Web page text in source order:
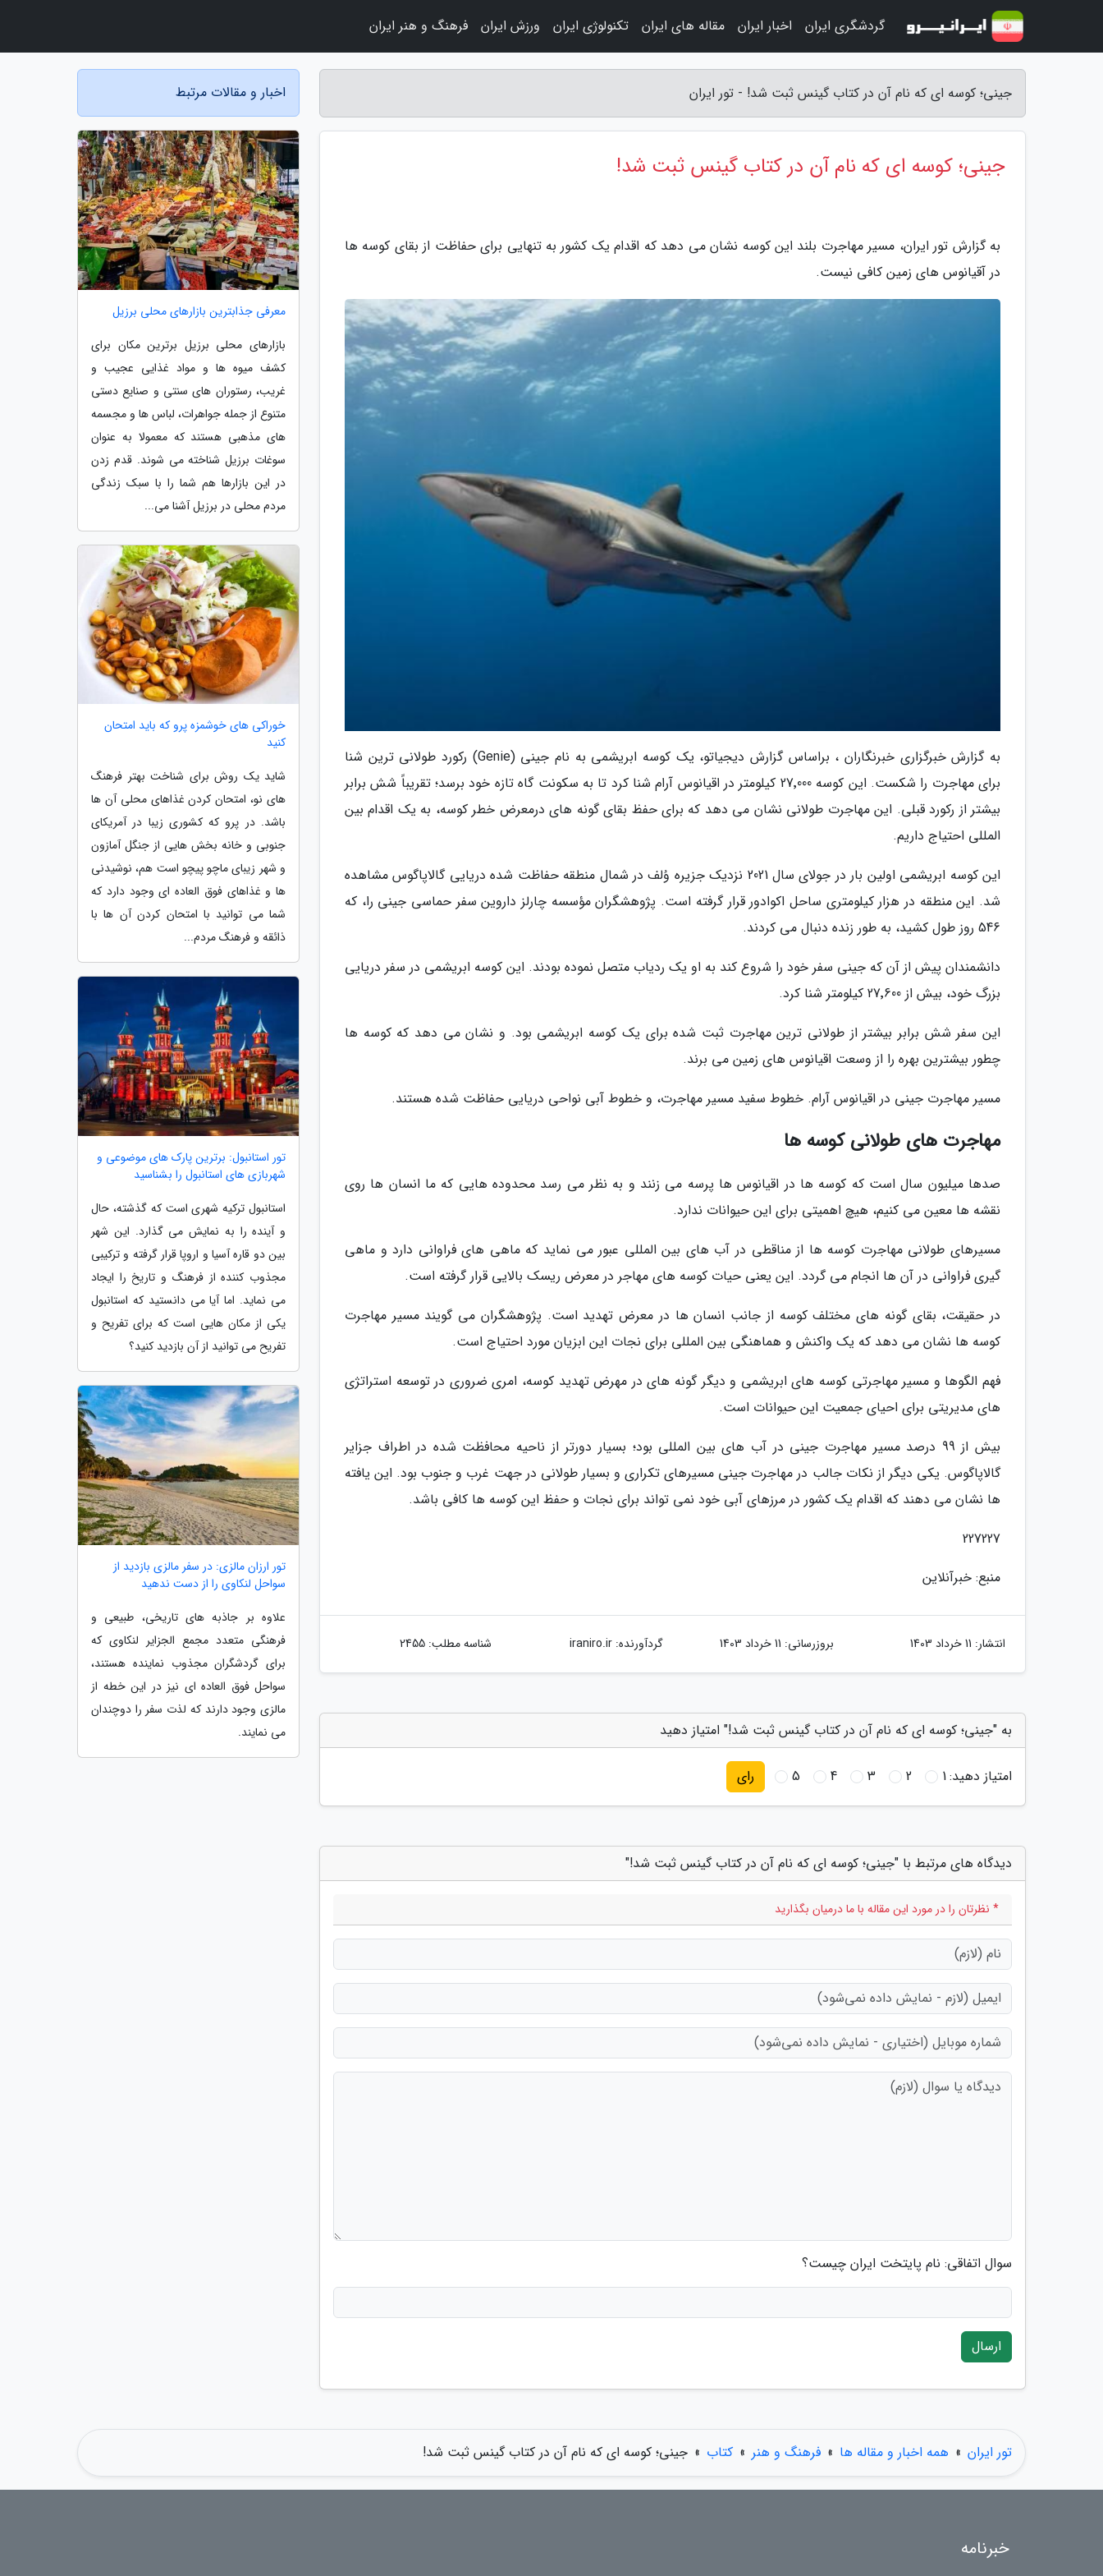
جینی؛ کوسه ای که نام آن در کتاب گینس ثبت شد! - تور ایران
جینی؛ کوسه ای که نام آن در کتاب گینس ثبت شد!
به گزارش تور ایران، مسیر مهاجرت بلند این کوسه نشان می دهد که اقدام یک کشور به تنهایی برای حفاظت از بقای کوسه ها
در آقیانوس های زمین کافی نیست.
به گزارش خبرگزاری خبرنگاران ، براساس گزارش دیجیاتو، یک کوسه ابریشمی به نام جینی (Genie) رکورد طولانی ترین شنا
برای مهاجرت را شکست. این کوسه 27٬000 کیلومتر در اقیانوس آرام شنا کرد تا به سکونت گاه تازه خود برسد؛ تقریباً شش برابر
بیشتر از رکورد قبلی. این مهاجرت طولانی نشان می دهد که برای حفظ بقای گونه های درمعرض خطر کوسه، به یک اقدام بین
المللی احتیاج داریم.
این کوسه ابریشمی اولین بار در جولای سال 2021 نزدیک جزیره وُلف در شمال منطقه حفاظت شده دریایی گالاپاگوس مشاهده
شد. این منطقه در هزار کیلومتری ساحل اکوادور قرار گرفته است. پژوهشگران مؤسسه چارلز داروین سفر حماسی جینی را، که
546 روز طول کشید، به طور زنده دنبال می کردند.
دانشمندان پیش از آن که جینی سفر خود را شروع کند به او یک ردیاب متصل نموده بودند. این کوسه ابریشمی در سفر دریایی
بزرگ خود، بیش از 27٬600 کیلومتر شنا کرد.
این سفر شش برابر بیشتر از طولانی ترین مهاجرت ثبت شده برای یک کوسه ابریشمی بود. و نشان می دهد که کوسه ها
چطور بیشترین بهره را از وسعت اقیانوس های زمین می برند.
مسیر مهاجرت جینی در اقیانوس آرام. خطوط سفید مسیر مهاجرت، و خطوط آبی نواحی دریایی حفاظت شده هستند.
مهاجرت های طولانی کوسه ها
صدها میلیون سال است که کوسه ها در اقیانوس ها پرسه می زنند و به نظر می رسد محدوده هایی که ما انسان ها روی
نقشه ها معین می کنیم، هیچ اهمیتی برای این حیوانات ندارد.
مسیرهای طولانی مهاجرت کوسه ها از مناقطی در آب های بین المللی عبور می نماید که ماهی های فراوانی دارد و ماهی
گیری فراوانی در آن ها انجام می گردد. این یعنی حیات کوسه های مهاجر در معرض ریسک بالایی قرار گرفته است.
در حقیقت، بقای گونه های مختلف کوسه از جانب انسان ها در معرض تهدید است. پژوهشگران می گویند مسیر مهاجرت
کوسه ها نشان می دهد که یک واکنش و هماهنگی بین المللی برای نجات این ابزیان مورد احتیاج است.
فهم الگوها و مسیر مهاجرتی کوسه های ابریشمی و دیگر گونه های در مهرض تهدید کوسه، امری ضروری در توسعه استراتژی
های مدیریتی برای احیای جمعیت این حیوانات است.
بیش از 99 درصد مسیر مهاجرت جینی در آب های بین المللی بود؛ بسیار دورتر از ناحیه محافظت شده در اطراف جزایر
گالاپاگوس. یکی دیگر از نکات جالب در مهاجرت جینی مسیرهای تکراری و بسیار طولانی در جهت غرب و جنوب بود. این یافته
ها نشان می دهند که اقدام یک کشور در مرزهای آبی خود نمی تواند برای نجات و حفظ این کوسه ها کافی باشد.
227227
منبع: خبرآنلاین
انتشار: 11 خرداد 1403 بروزرسانی: 11 خرداد 1403 گردآورنده:iraniro.ir شناسه مطلب: 2455
به "جینی؛ کوسه ای که نام آن در کتاب گینس ثبت شد!" امتیاز دهید
امتیاز دهید:1
2
3
4
5 رای
دیدگاه های مرتبط با "جینی؛ کوسه ای که نام آن در کتاب گینس ثبت شد!"
* نظرتان را در مورد این مقاله با ما درمیان بگذارید
سوال اتفاقی: نام پایتخت ایران چیست؟
ارسال
اخبار و مقالات مرتبط
معرفی جذابترین بازارهای محلی برزیل
بازارهای محلی برزیل برترین مکان برای
کشف میوه ها و مواد غذایی عجیب و
غریب، رستوران های سنتی و صنایع دستی
متنوع از جمله جواهرات، لباس ها و مجسمه
های مذهبی هستند که معمولا به عنوان
سوغات برزیل شناخته می شوند. قدم زدن
در این بازارها هم شما را با سبک زندگی
مردم محلی در برزیل آشنا می...
خوراکی های خوشمزه پرو که باید امتحان
کنید
شاید یک روش برای شناخت بهتر فرهنگ
های نو، امتحان کردن غذاهای محلی آن ها
باشد. در پرو که کشوری زیبا در آمریکای
جنوبی و خانه بخش هایی از جنگل آمازون
و شهر زیبای ماچو پیچو است هم، نوشیدنی
ها و غذاهای فوق العاده ای وجود دارد که
شما می توانید با امتحان کردن آن ها با
ذائقه و فرهنگ مردم...
تور استانبول: برترین پارک های موضوعی و
شهربازی های استانبول را بشناسید
استانبول ترکیه شهری است که گذشته، حال
و آینده را به نمایش می گذارد. این شهر
بین دو قاره آسیا و اروپا قرار گرفته و ترکیبی
مجذوب کننده از فرهنگ و تاریخ را ایجاد
می نماید. اما آیا می دانستید که استانبول
یکی از مکان هایی است که برای تفریح و
تفریح می توانید از آن بازدید کنید؟
تور ارزان مالزی: در سفر مالزی بازدید از
سواحل لنکاوی را از دست ندهید
علاوه بر جاذبه های تاریخی، طبیعی و
فرهنگی متعدد مجمع الجزایر لنکاوی که
برای گردشگران مجذوب نماینده هستند،
سواحل فوق العاده ای نیز در این خطه از
مالزی وجود دارند که لذت سفر را دوچندان
می نمایند.
تور ایران » همه اخبار و مقاله ها » فرهنگ و هنر » کتاب » جینی؛ کوسه ای که نام آن در کتاب گینس ثبت شد!
گردشگری ایران اخبار ایران مقاله های ایران تکنولوژی ایران ورزش ایران فرهنگ و هنر ایران
خبرنامه